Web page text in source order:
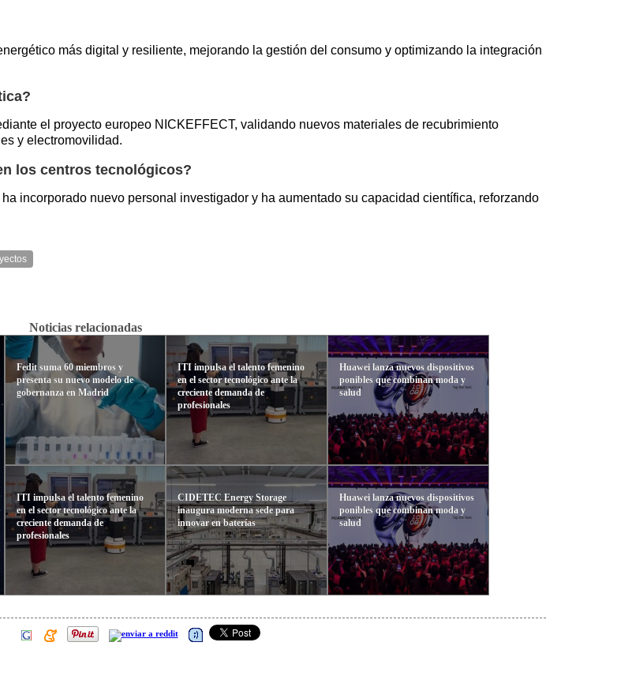
más digital y resiliente, mejorando la gestión del consumo y optimizando la integración
el proyecto europeo NICKEFFECT, validando nuevos materiales de recubrimiento
y electromovilidad.
los centros tecnológicos?
incorporado nuevo personal investigador y ha aumentado su capacidad científica, reforzando
Noticias relacionadas
Fedit suma 60 miembros y
presenta su nuevo modelo de
gobernanza en Madrid
ITI impulsa el talento femenino
en el sector tecnológico ante la
creciente demanda de
profesionales
ITI impulsa el talento femenino
en el sector tecnológico ante la
creciente demanda de
profesionales
CIDETEC Energy Storage
inaugura moderna sede para
innovar en baterías
Huawei lanza nuevos dispositivos
ponibles que combinan moda y
salud
Huawei lanza nuevos dispositivos
ponibles que combinan moda y
salud